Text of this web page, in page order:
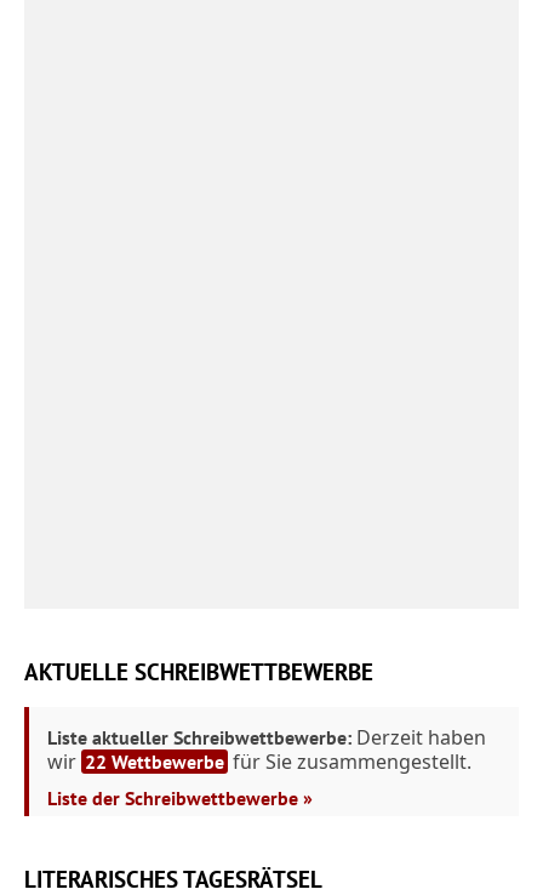
AKTUELLE SCHREIBWETTBEWERBE
Liste aktueller Schreibwettbewerbe: Derzeit haben
wir 22 Wettbewerbe für Sie zusammengestellt.
Liste der Schreibwettbewerbe »
LITERARISCHES TAGESRÄTSEL